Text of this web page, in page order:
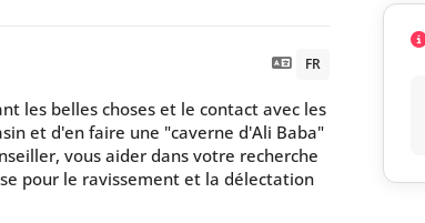
FR
les belles choses et le contact avec les
et d'en faire une "caverne d'Ali Baba"
vous aider dans votre recherche
pour le ravissement et la délectation